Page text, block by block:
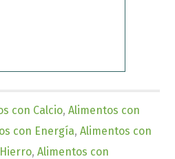
con Calcio,Alimentos con
con Energía,Alimentos con
,Alimentos con